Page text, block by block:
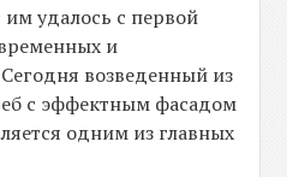
удалось с первой
и
возведенный из
с эффектным фасадом
одним из главных